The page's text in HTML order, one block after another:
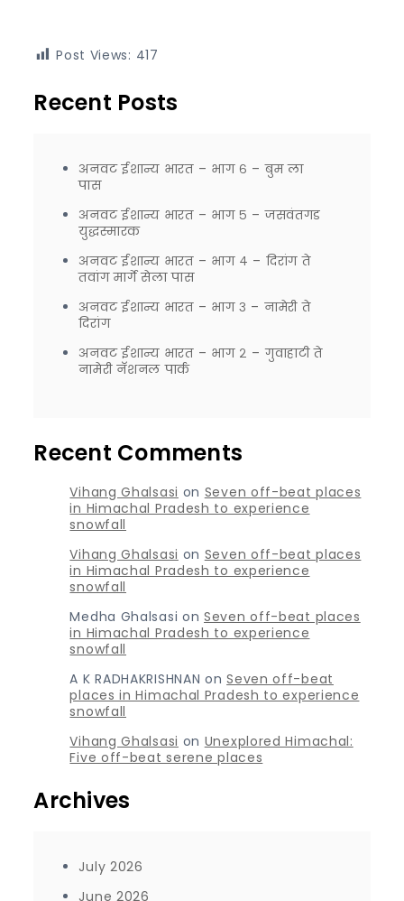
Post Views: 417
Recent Posts
अनवट ईशान्य भारत – भाग ६ – बुम ला
पास
अनवट ईशान्य भारत – भाग ५ – जसवंतगड
युद्धस्मारक
अनवट ईशान्य भारत – भाग ४ – दिरांग ते
तवांग मार्गे सेला पास
अनवट ईशान्य भारत – भाग ३ – नामेरी ते
दिरांग
अनवट ईशान्य भारत – भाग २ – गुवाहाटी ते
नामेरी नॅशनल पार्क
Recent Comments
Vihang Ghalsasi on Seven off-beat places
in Himachal Pradesh to experience
snowfall
Vihang Ghalsasi on Seven off-beat places
in Himachal Pradesh to experience
snowfall
Medha Ghalsasi onSeven off-beat places
in Himachal Pradesh to experience
snowfall
A K RADHAKRISHNAN onSeven off-beat
places in Himachal Pradesh to experience
snowfall
Vihang Ghalsasi on Unexplored Himachal:
Five off-beat serene places
Archives
July 2026
June 2026